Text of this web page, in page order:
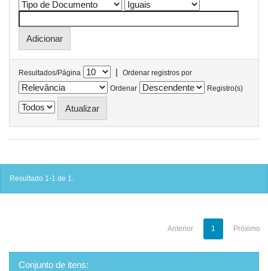
Resultados/Página |
Ordenar registros por
Ordenar
Registro(s)
Resultado 1-1 de 1.
Anterior 1 Próximo
Conjunto de itens: